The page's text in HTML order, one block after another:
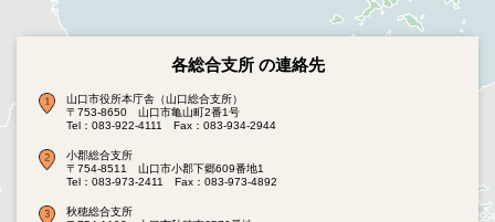
各総合支所 の連絡先
山口市役所本庁舎（山口総合支所）
〒753-8650 山口市亀山町2番1号
Tel：083-922-4111
Fax：083-934-2944
小郡総合支所
〒754-8511 山口市小郡下郷609番地1
Tel：083-973-2411
Fax：083-973-4892
秋穂総合支所